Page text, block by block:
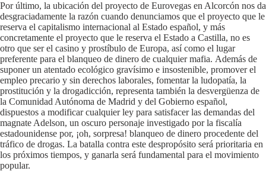
Por último, la ubicación del proyecto de Eurovegas en Alcorcón nos da
desgraciadamente la razón cuando denunciamos que el proyecto que le
reserva el capitalismo internacional al Estado español, y más
concretamente el proyecto que le reserva el Estado a Castilla, no es
otro que ser el casino y prostíbulo de Europa, así como el lugar
preferente para el blanqueo de dinero de cualquier mafia. Además de
suponer un atentado ecológico gravísimo e insostenible, promover el
empleo precario y sin derechos laborales, fomentar la ludopatía, la
prostitución y la drogadicción, representa también la desvergüenza de
la Comunidad Autónoma de Madrid y del Gobierno español,
dispuestos a modificar cualquier ley para satisfacer las demandas del
magnate Adelson, un oscuro personaje investigado por la fiscalía
estadounidense por, ¡oh, sorpresa! blanqueo de dinero procedente del
tráfico de drogas. La batalla contra este despropósito será prioritaria en
los próximos tiempos, y ganarla será fundamental para el movimiento
popular.